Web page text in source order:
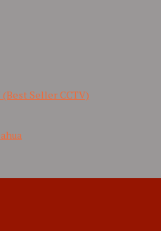
(Best Seller CCTV)